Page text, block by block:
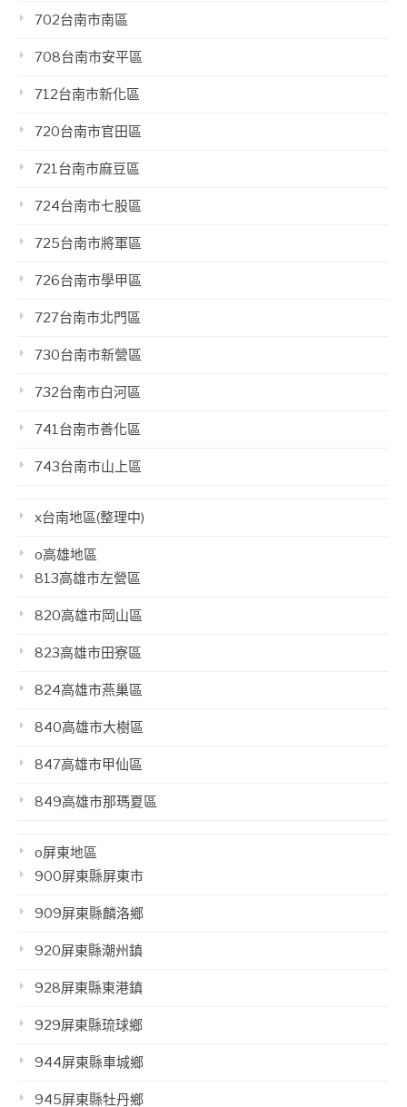
702台南市南區
708台南市安平區
712台南市新化區
720台南市官田區
721台南市麻豆區
724台南市七股區
725台南市將軍區
726台南市學甲區
727台南市北門區
730台南市新營區
732台南市白河區
741台南市善化區
743台南市山上區
x台南地區(整理中)
o高雄地區
813高雄市左營區
820高雄市岡山區
823高雄市田寮區
824高雄市燕巢區
840高雄市大樹區
847高雄市甲仙區
849高雄市那瑪夏區
o屏東地區
900屏東縣屏東市
909屏東縣麟洛鄉
920屏東縣潮州鎮
928屏東縣東港鎮
929屏東縣琉球鄉
944屏東縣車城鄉
945屏東縣牡丹鄉